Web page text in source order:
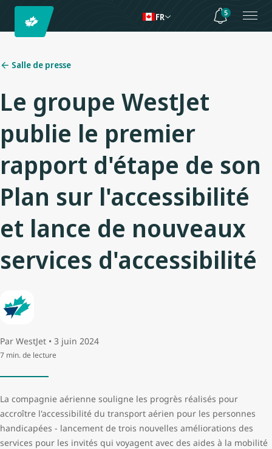
FR 5
Salle de presse
Le groupe WestJet
publie le premier
rapport d'étape de son
Plan sur l'accessibilité
et lance de nouveaux
services d'accessibilité
Par WestJet • 3 juin 2024
7 min. de lecture
La compagnie aérienne souligne les progrès réalisés pour
accroître l'accessibilité du transport aérien pour les personnes
handicapées - lancement de trois nouvelles améliorations des
services pour les invités qui voyagent avec des aides à la mobilité